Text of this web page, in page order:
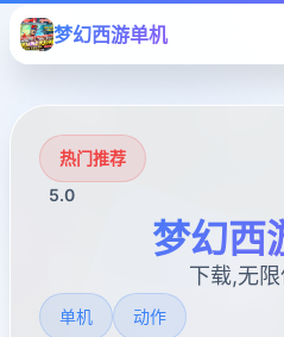
梦幻西游单机
热门推荐
5.0
梦幻西
下载,无
单机 动作